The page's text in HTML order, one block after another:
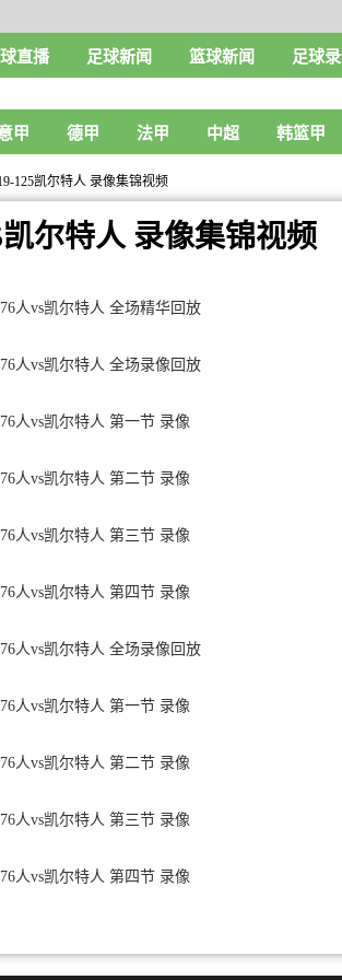
直播 足球新闻 篮球新闻 足球
甲 德甲 法甲 中超 韩篮甲
125凯尔特人 录像集锦视频
尔特人 录像集锦视频
人vs凯尔特人 全场精华回放
人vs凯尔特人 全场录像回放
人vs凯尔特人 第一节 录像
人vs凯尔特人 第二节 录像
人vs凯尔特人 第三节 录像
人vs凯尔特人 第四节 录像
人vs凯尔特人 全场录像回放
人vs凯尔特人 第一节 录像
人vs凯尔特人 第二节 录像
人vs凯尔特人 第三节 录像
人vs凯尔特人 第四节 录像